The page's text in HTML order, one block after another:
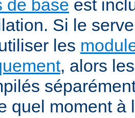
de base est
Si le
les
, alors
quel moment à